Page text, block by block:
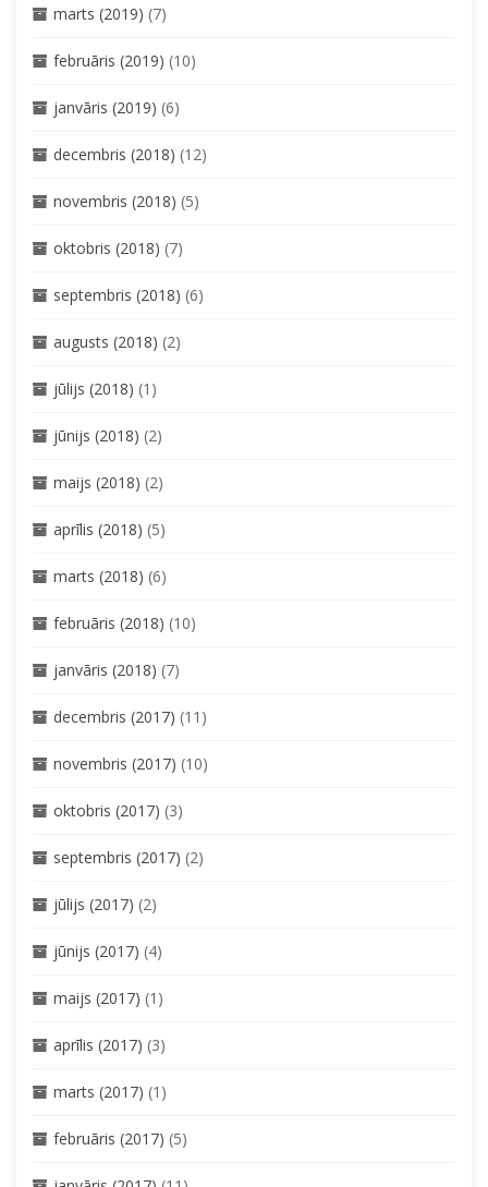
marts (2019) (7)
februāris (2019) (10)
janvāris (2019) (6)
decembris (2018) (12)
novembris (2018) (5)
oktobris (2018) (7)
septembris (2018) (6)
augusts (2018) (2)
jūlijs (2018) (1)
jūnijs (2018) (2)
maijs (2018) (2)
aprīlis (2018) (5)
marts (2018) (6)
februāris (2018) (10)
janvāris (2018) (7)
decembris (2017) (11)
novembris (2017) (10)
oktobris (2017) (3)
septembris (2017) (2)
jūlijs (2017) (2)
jūnijs (2017) (4)
maijs (2017) (1)
aprīlis (2017) (3)
marts (2017) (1)
februāris (2017) (5)